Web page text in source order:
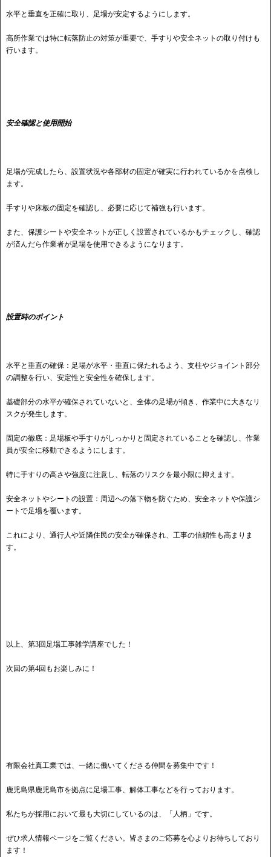
水平と垂直を正確に取り、足場が安定するようにします。
高所作業では特に転落防止の対策が重要で、手すりや安全ネットの取り付けも
行います。
安全確認と使用開始
足場が完成したら、設置状況や各部材の固定が確実に行われているかを点検し
ます。
手すりや床板の固定を確認し、必要に応じて補強も行います。
また、保護シートや安全ネットが正しく設置されているかもチェックし、確認
が済んだら作業者が足場を使用できるようになります。
設置時のポイント
水平と垂直の確保：足場が水平・垂直に保たれるよう、支柱やジョイント部分
の調整を行い、安定性と安全性を確保します。
基礎部分の水平が確保されていないと、全体の足場が傾き、作業中に大きなリ
スクが発生します。
固定の徹底：足場板や手すりがしっかりと固定されていることを確認し、作業
員が安全に移動できるようにします。
特に手すりの高さや強度に注意し、転落のリスクを最小限に抑えます。
安全ネットやシートの設置：周辺への落下物を防ぐため、安全ネットや保護シ
ートで足場を覆います。
これにより、通行人や近隣住民の安全が確保され、工事の信頼性も高まりま
す。
以上、第3回足場工事雑学講座でした！
次回の第4回もお楽しみに！
有限会社真工業では、一緒に働いてくださる仲間を募集中です！
鹿児島県鹿児島市を拠点に足場工事、解体工事などを行っております。
私たちが採用において最も大切にしているのは、「人柄」です。
ぜひ求人情報ページをご覧ください。皆さまのご応募を心よりお待ちしており
ます！